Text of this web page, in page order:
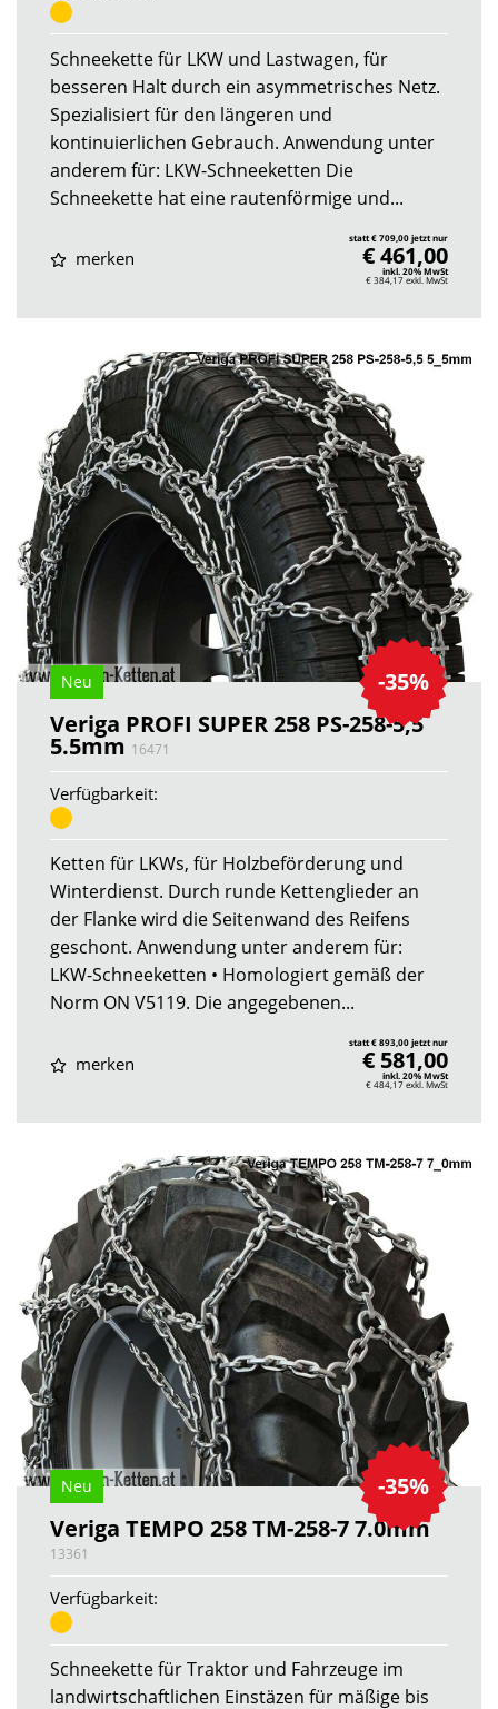
Schneekette für LKW und Lastwagen, für
besseren Halt durch ein asymmetrisches Netz.
Spezialisiert für den längeren und
kontinuierlichen Gebrauch. Anwendung unter
anderem für: LKW-Schneeketten Die
Schneekette hat eine rautenförmige und...
merken
statt € 709,00 jetzt nur
€ 461,00
inkl. 20% MwSt
€ 384,17exkl. MwSt
-35%
Neu
Veriga PROFI SUPER 258 PS-258-5,5
5.5mm 16471
Verfügbarkeit:
Ketten für LKWs, für Holzbeförderung und
Winterdienst. Durch runde Kettenglieder an
der Flanke wird die Seitenwand des Reifens
geschont. Anwendung unter anderem für:
LKW-Schneeketten • Homologiert gemäß der
Norm ON V5119. Die angegebenen...
merken
statt € 893,00 jetzt nur
€ 581,00
inkl. 20% MwSt
€ 484,17exkl. MwSt
-35%
Neu
Veriga TEMPO 258 TM-258-7 7.0mm
13361
Verfügbarkeit:
Schneekette für Traktor und Fahrzeuge im
landwirtschaftlichen Einstäzen für mäßige bis